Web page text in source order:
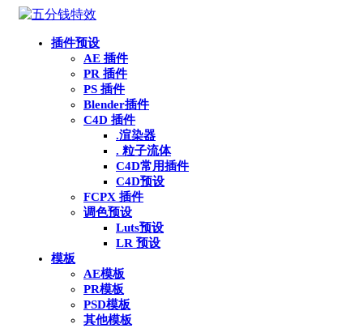
插件预设
AE 插件
PR 插件
PS 插件
Blender插件
C4D 插件
.渲染器
. 粒子流体
C4D常用插件
C4D预设
FCPX 插件
调色预设
Luts预设
LR 预设
模板
AE模板
PR模板
PSD模板
其他模板